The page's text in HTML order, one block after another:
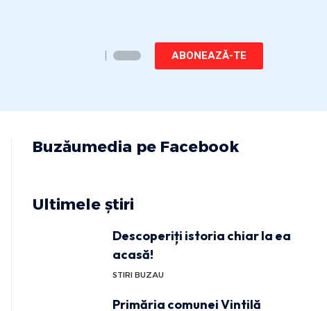
ABONEAZĂ-TE
Buzăumedia pe Facebook
Ultimele știri
Descoperiți istoria chiar la ea
acasă!
STIRI BUZAU
Primăria comunei Vintilă